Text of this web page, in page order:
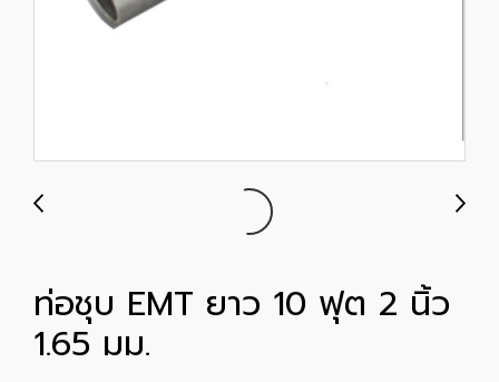
ท่อชุบ EMT ยาว 10 ฟุต 2 นิ้ว
1.65 มม.